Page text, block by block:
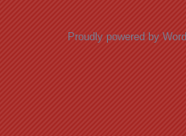
Proudly powered by